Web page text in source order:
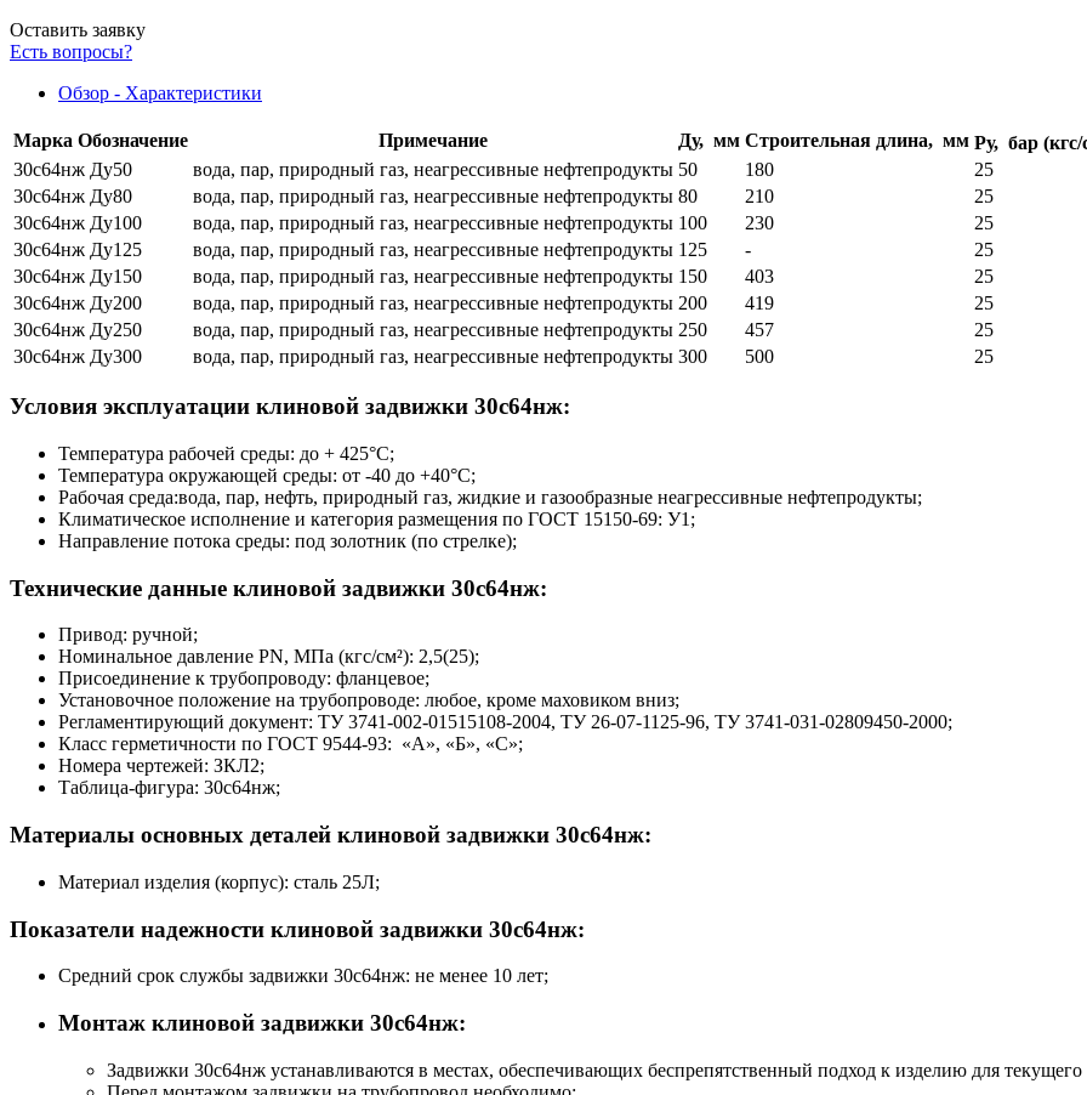
Оставить заявку
Есть вопросы?
Обзор - Характеристики
Марка Обозначение Примечание Ду, мм Строительная длина, мм Ру, бар (кгс/
30с64нж Ду50
вода, пар, природный газ, неагрессивные нефтепродукты 50 180
25
30с64нж Ду80
вода, пар, природный газ, неагрессивные нефтепродукты 80 210
25
30с64нж Ду100
вода, пар, природный газ, неагрессивные нефтепродукты 100 230
25
30с64нж Ду125
вода, пар, природный газ, неагрессивные нефтепродукты 125 -
25
30с64нж Ду150
вода, пар, природный газ, неагрессивные нефтепродукты 150 403
25
30с64нж Ду200
вода, пар, природный газ, неагрессивные нефтепродукты 200 419
25
30с64нж Ду250
вода, пар, природный газ, неагрессивные нефтепродукты 250 457
25
30с64нж Ду300
вода, пар, природный газ, неагрессивные нефтепродукты 300 500 25
Условия эксплуатации клиновой задвижки 30с64нж:
Температура рабочей среды: до + 425°С;
Температура окружающей среды: от -40 до +40°С;
Рабочая среда:вода, пар, нефть, природный газ, жидкие и газообразные неагрессивные нефтепродукты;
Климатическое исполнение и категория размещения по ГОСТ 15150-69: У1;
Направление потока среды: под золотник (по стрелке);
Технические данные клиновой задвижки 30с64нж:
Привод: ручной;
Номинальное давление PN, МПа (кгс/см²): 2,5(25);
Присоединение к трубопроводу: фланцевое;
Установочное положение на трубопроводе: любое, кроме маховиком вниз;
Регламентирующий документ: ТУ 3741-002-01515108-2004, ТУ 26-07-1125-96, ТУ 3741-031-02809450-2000;
Класс герметичности по ГОСТ 9544-93: «А», «Б», «С»;
Номера чертежей: ЗКЛ2;
Таблица-фигура: 30с64нж;
Материалы основных деталей клиновой задвижки 30с64нж:
Материал изделия (корпус): сталь 25Л;
Показатели надежности клиновой задвижки 30с64нж:
Средний срок службы задвижки 30с64нж: не менее 10 лет;
Монтаж клиновой задвижки 30с64нж:
Задвижки 30с64нж устанавливаются в местах, обеспечивающих беспрепятственный подход к изделию для